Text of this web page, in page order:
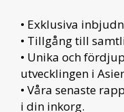
• Exklusiva
• Tillgång till
• Unika och
utvecklingen i
• Våra senaste
i din inkorg.